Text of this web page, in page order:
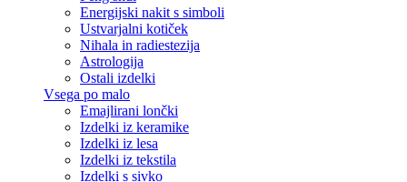
Energijski nakit s simboli
Ustvarjalni kotiček
Nihala in radiestezija
Astrologija
Ostali izdelki
Vsega po malo
Emajlirani lončki
Izdelki iz keramike
Izdelki iz lesa
Izdelki iz tekstila
Izdelki s sivko